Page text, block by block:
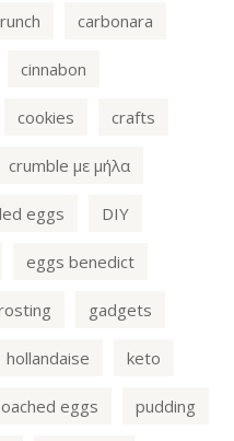
carbonara
cinnabon
cookies crafts
crumble με μήλα
eggs DIY
eggs benedict
gadgets
hollandaise keto
eggs pudding